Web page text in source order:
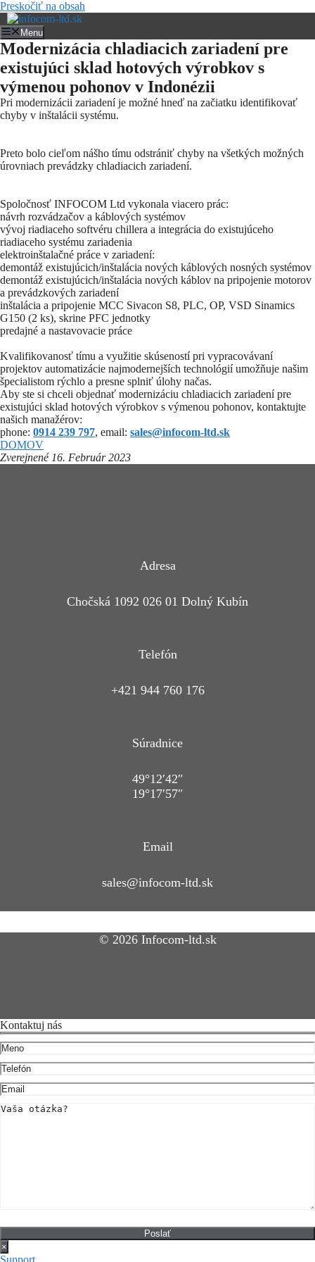
Preskočiť na obsah
Menu
Modernizácia chladiacich zariadení pre
existujúci sklad hotových výrobkov s
výmenou pohonov v Indonézii
Pri modernizácii zariadení je možné hneď na začiatku identifikovať
chyby v inštalácii systému.
Preto bolo cieľom nášho tímu odstrániť chyby na všetkých možných
úrovniach prevádzky chladiacich zariadení.
Spoločnosť INFOCOM Ltd vykonala viacero prác:
návrh rozvádzačov a káblových systémov
vývoj riadiaceho softvéru chillera a integrácia do existujúceho
riadiaceho systému zariadenia
elektroinštalačné práce v zariadení:
demontáž existujúcich/inštalácia nových káblových nosných systémov
demontáž existujúcich/inštalácia nových káblov na pripojenie motorov
a prevádzkových zariadení
inštalácia a pripojenie MCC Sivacon S8, PLC, OP, VSD Sinamics
G150 (2 ks), skrine PFC jednotky
predajné a nastavovacie práce
Kvalifikovanosť tímu a využitie skúseností pri vypracovávaní
projektov automatizácie najmodernejších technológií umožňuje našim
špecialistom rýchlo a presne splniť úlohy načas.
Aby ste si chceli objednať modernizáciu chladiacich zariadení pre
existujúci sklad hotových výrobkov s výmenou pohonov, kontaktujte
našich manažérov:
phone: 0914 239 797, email: sales@infocom-ltd.sk
DOMOV
Zverejnené 16. Február 2023
Adresa
Chočská 1092 026 01 Dolný Kubín
Telefón
+421 944 760 176
Súradnice
49°12′42″
19°17′57″
Email
sales@infocom-ltd.sk
© 2026 Infocom-ltd.sk
Kontaktuj nás
×